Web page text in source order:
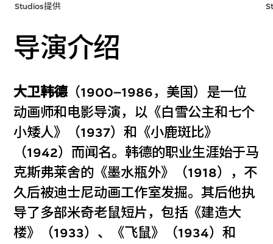
Studios提供
导演介绍
大卫韩德（1900–1986，美国）是一位
动画师和电影导演，以《白雪公主和七个
小矮人》（1937）和《小鹿斑比》
（1942）而闻名。韩德的职业生涯始于马
克斯弗莱舍的《墨水瓶外》（1918），不
久后被迪士尼动画工作室发掘。其后他执
导了多部米奇老鼠短片，包括《建造大
楼》（1933）、《飞鼠》（1934）和